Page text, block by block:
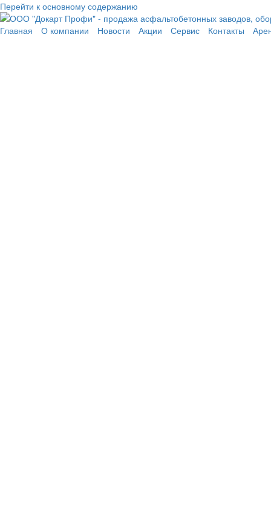
Перейти к основному содержанию
Главная
О компании Новости Акции Сервис Контакты